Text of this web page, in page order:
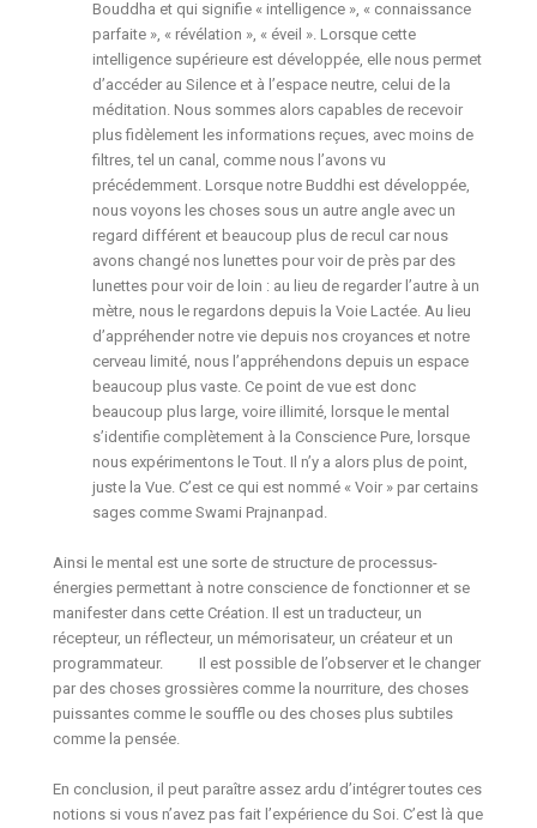
Bouddha et qui signifie « intelligence », « connaissance
parfaite », « révélation », « éveil ». Lorsque cette
intelligence supérieure est développée, elle nous permet
d’accéder au Silence et à l’espace neutre, celui de la
méditation. Nous sommes alors capables de recevoir
plus fidèlement les informations reçues, avec moins de
filtres, tel un canal, comme nous l’avons vu
précédemment. Lorsque notre Buddhi est développée,
nous voyons les choses sous un autre angle avec un
regard différent et beaucoup plus de recul car nous
avons changé nos lunettes pour voir de près par des
lunettes pour voir de loin : au lieu de regarder l’autre à un
mètre, nous le regardons depuis la Voie Lactée. Au lieu
d’appréhender notre vie depuis nos croyances et notre
cerveau limité, nous l’appréhendons depuis un espace
beaucoup plus vaste. Ce point de vue est donc
beaucoup plus large, voire illimité, lorsque le mental
s’identifie complètement à la Conscience Pure, lorsque
nous expérimentons le Tout. Il n’y a alors plus de point,
juste la Vue. C’est ce qui est nommé « Voir » par certains
sages comme Swami Prajnanpad.
Ainsi le mental est une sorte de structure de processus-
énergies permettant à notre conscience de fonctionner et se
manifester dans cette Création. Il est un traducteur, un
récepteur, un réflecteur, un mémorisateur, un créateur et un
programmateur. Il est possible de l’observer et le changer
par des choses grossières comme la nourriture, des choses
puissantes comme le souffle ou des choses plus subtiles
comme la pensée.
En conclusion, il peut paraître assez ardu d’intégrer toutes ces
notions si vous n’avez pas fait l’expérience du Soi. C’est là que